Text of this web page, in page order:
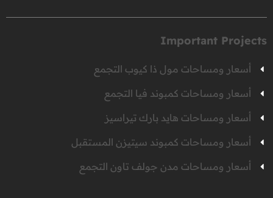
Important Projects
أسعار ومساحات مول ذا كيوب التجمع
أسعار ومساحات كمبوند فيا التجمع
أسعار ومساحات هايد بارك تيراسيز
أسعار ومساحات كمبوند سيتيزن المستقبل
أسعار ومساحات مدن جولف تاون التجمع